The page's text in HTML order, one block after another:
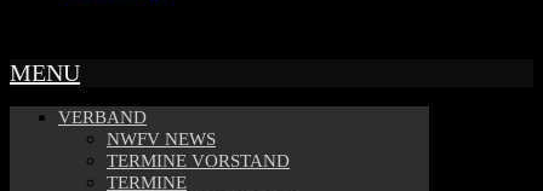
MENU
VERBAND
NWFV NEWS
TERMINE VORSTAND
TERMINE